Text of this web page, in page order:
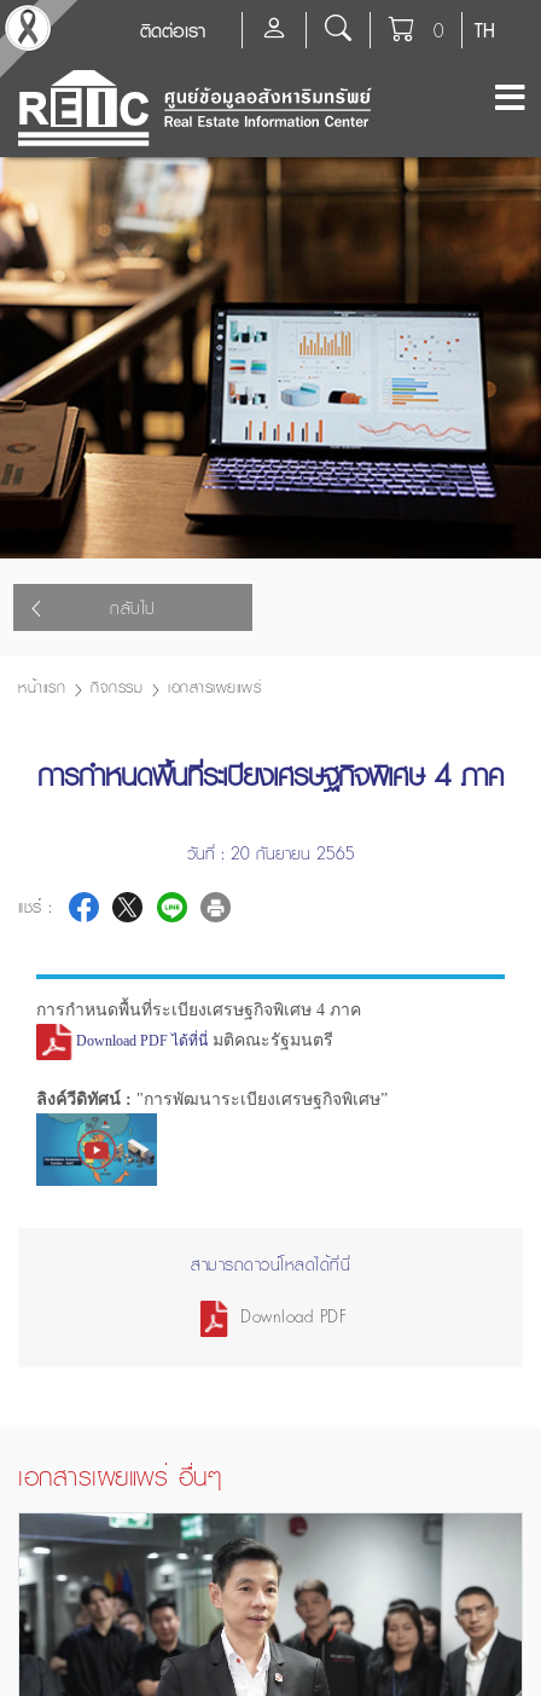
TH
0
ติดต่อเรา
กลับไป
หน้าแรก กิจกรรม เอกสารเผยแพร่
การกำหนดพื้นที่ระเบียงเศรษฐกิจพิเศษ 4 ภาค
วันที่ : 20 กันยายน 2565
แชร์ :
การกำหนดพื้นที่ระเบียงเศรษฐกิจพิเศษ 4 ภาค
Download PDF ได้ที่นี่ มติคณะรัฐมนตรี
ลิงค์วีดิทัศน์ : "การพัฒนาระเบียงเศรษฐกิจพิเศษ”
สามารถดาวน์โหลดได้ที่นี่
Download PDF
เอกสารเผยแพร่ อื่นๆ